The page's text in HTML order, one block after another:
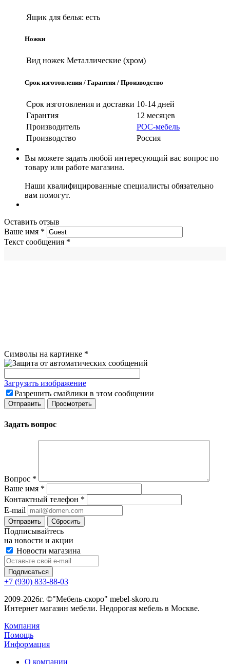
Ящик для белья: есть
Ножки
Вид ножек Металлические (хром)
Срок изготовления / Гарантия / Производство
Срок изготовления и доставки 10-14 дней
Гарантия
12 месяцев
Производитель
РОС-мебель
Производство
Россия
Вы можете задать любой интересующий вас вопрос по
товару или работе магазина.
Наши квалифицированные специалисты обязательно
вам помогут.
Оставить отзыв
Ваше имя *
Текст сообщения *
Символы на картинке *
Загрузить изображение
Разрешить смайлики в этом сообщении
Задать вопрос
Вопрос *
Ваше имя *
Контактный телефон *
E-mail
Сбросить
Подписывайтесь
на новости и акции
Новости магазина
+7 (930) 833-88-03
2009-2026г. ©"Мебель-скоро" mebel-skoro.ru
Интернет магазин мебели. Недорогая мебель в Москве.
Компания
Помощь
Информация
О компании